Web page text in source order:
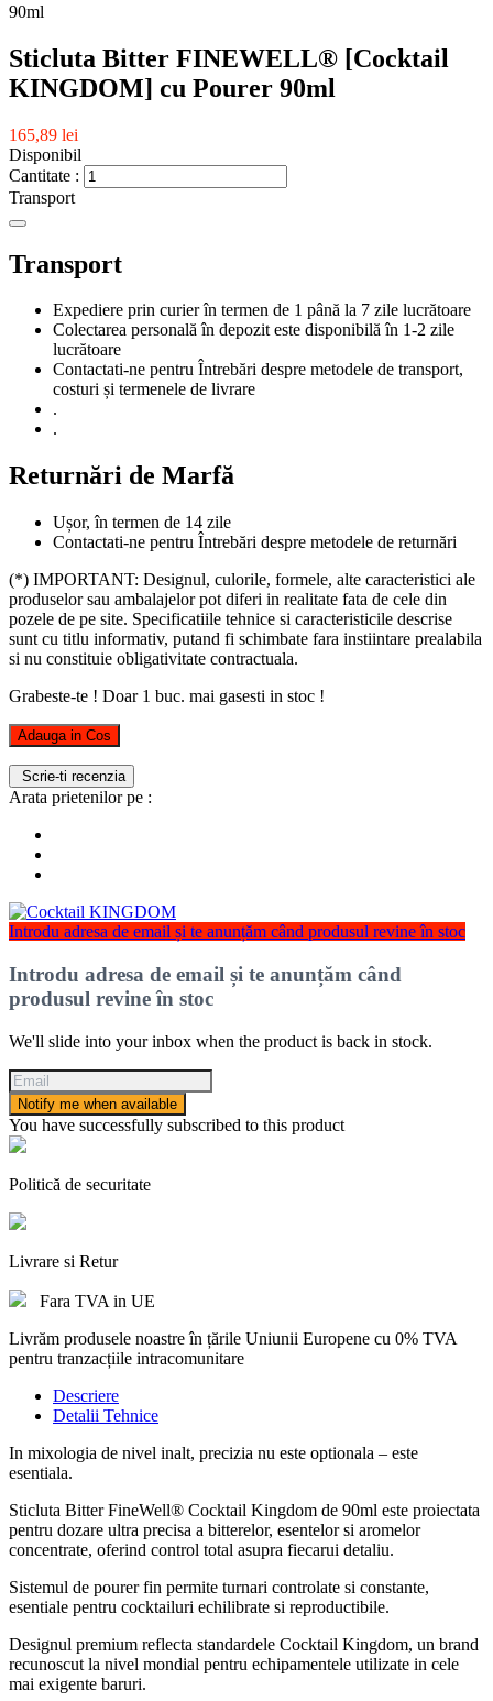
Sticluta Bitter FINEWELL® [Cocktail
KINGDOM] cu Pourer 90ml
165,89 lei
Disponibil
Cantitate :
Transport
Transport
Expediere prin curier în termen de 1 până la 7 zile lucrătoare
Colectarea personală în depozit este disponibilă în 1-2 zile
lucrătoare
Contactati-ne pentru Întrebări despre metodele de transport,
costuri și termenele de livrare
.
.
Returnări de Marfă
Ușor, în termen de 14 zile
Contactati-ne pentru Întrebări despre metodele de returnări
(*) IMPORTANT: Designul, culorile, formele, alte caracteristici ale
produselor sau ambalajelor pot diferi in realitate fata de cele din
pozele de pe site. Specificatiile tehnice si caracteristicile descrise
sunt cu titlu informativ, putand fi schimbate fara instiintare prealabila
si nu constituie obligativitate contractuala.
Grabeste-te ! Doar 1 buc. mai gasesti in stoc !
Adauga in Cos
Scrie-ti recenzia
Arata prietenilor pe :
Introdu adresa de email și te anunțăm când produsul revine în stoc
Introdu adresa de email și te anunțăm când
produsul revine în stoc
We'll slide into your inbox when the product is back in stock.
Notify me when available
You have successfully subscribed to this product
Politică de securitate
Livrare si Retur
Fara TVA in UE
Livrăm produsele noastre în țările Uniunii Europene cu 0% TVA
pentru tranzacțiile intracomunitare
Descriere
Detalii Tehnice
In mixologia de nivel inalt, precizia nu este optionala – este
esentiala.
Sticluta Bitter FineWell® Cocktail Kingdom de 90ml este proiectata
pentru dozare ultra precisa a bitterelor, esentelor si aromelor
concentrate, oferind control total asupra fiecarui detaliu.
Sistemul de pourer fin permite turnari controlate si constante,
esentiale pentru cocktailuri echilibrate si reproductibile.
Designul premium reflecta standardele Cocktail Kingdom, un brand
recunoscut la nivel mondial pentru echipamentele utilizate in cele
mai exigente baruri.